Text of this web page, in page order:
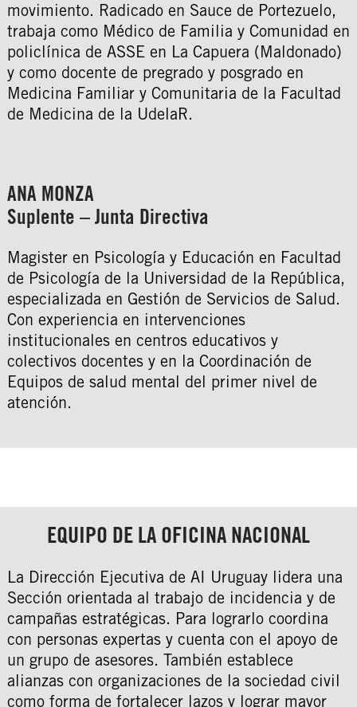
movimiento. Radicado en Sauce de Portezuelo,
trabaja como Médico de Familia y Comunidad en
policlínica de ASSE en La Capuera (Maldonado)
y como docente de pregrado y posgrado en
Medicina Familiar y Comunitaria de la Facultad
de Medicina de la UdelaR.
ANA MONZA
Suplente – Junta Directiva
Magister en Psicología y Educación en Facultad
de Psicología de la Universidad de la República,
especializada en Gestión de Servicios de Salud.
Con experiencia en intervenciones
institucionales en centros educativos y
colectivos docentes y en la Coordinación de
Equipos de salud mental del primer nivel de
atención.
EQUIPO DE LA OFICINA NACIONAL
La Dirección Ejecutiva de AI Uruguay lidera una
Sección orientada al trabajo de incidencia y de
campañas estratégicas. Para lograrlo coordina
con personas expertas y cuenta con el apoyo de
un grupo de asesores. También establece
alianzas con organizaciones de la sociedad civil
como forma de fortalecer lazos y lograr mayor